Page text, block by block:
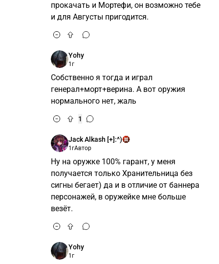
прокачать и Мортефи, он возможно тебе
и для Августы пригодится.
Yohy
1г
Собственно я тогда и играл
генерал+морт+верина. А вот оружия
нормального нет, жаль
1
Jack Alkash [+]:^)
1гАвтор
Ну на оружке 100% гарант, у меня
получается только Хранительница без
сигны бегает) да и в отличие от баннера
персонажей, в оружейке мне больше
везёт.
Yohy
1г